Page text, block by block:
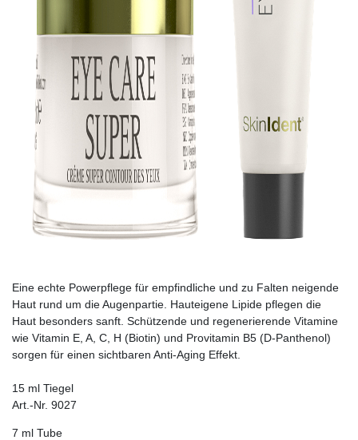
Eine echte Powerpflege für empfindliche und zu Falten neigende
Haut rund um die Augenpartie. Hauteigene Lipide pflegen die
Haut besonders sanft. Schützende und regenerierende Vitamine
wie Vitamin E, A, C, H (Biotin) und Provitamin B5 (D-Panthenol)
sorgen für einen sichtbaren Anti-Aging Effekt.
15 ml Tiegel
Art.-Nr. 9027
7 ml Tube